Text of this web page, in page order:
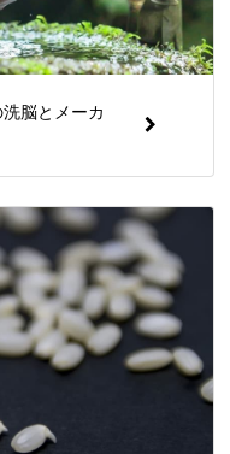
脳とメーカ